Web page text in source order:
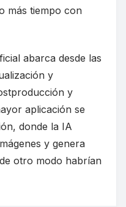
más tiempo con
abarca desde las
y
y
aplicación se
donde la IA
y genera
otro modo habrían